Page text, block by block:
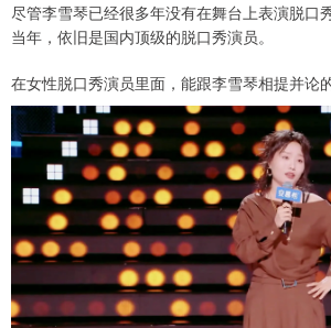
尽管李雪琴已经很多年没有在舞台上表演脱口
当年，依旧是国内顶级的脱口秀演员。
在女性脱口秀演员里面，能跟李雪琴相提并论